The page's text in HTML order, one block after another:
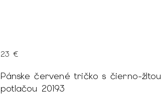
Pánske červené tričko s čierno-žltou
potlačou 20193
23 €